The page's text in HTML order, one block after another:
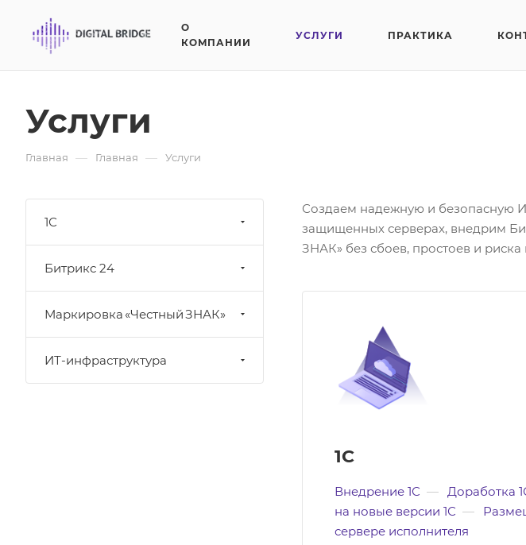
О
КОМПАНИИ
УСЛУГИ ПРАКТИКА
Услуги
Главная — Главная — Услуги
Создаем надежную и безопасную
защищенных серверах, внедрим
ЗНАК» без сбоев, простоев и
1С
Внедрение 1С — Доработка
на новые версии 1С —
сервере исполнителя
1С
Битрикс 24
Маркировка «Честный ЗНАК»
ИТ-инфраструктура